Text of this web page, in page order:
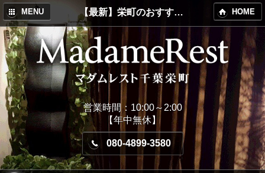
【最新】栄町のおすすめメンズエステ！MadameRest(マダムレスト)
MENU HOME
営業時間：10:00～2:00
【年中無休】
080-4899-3580